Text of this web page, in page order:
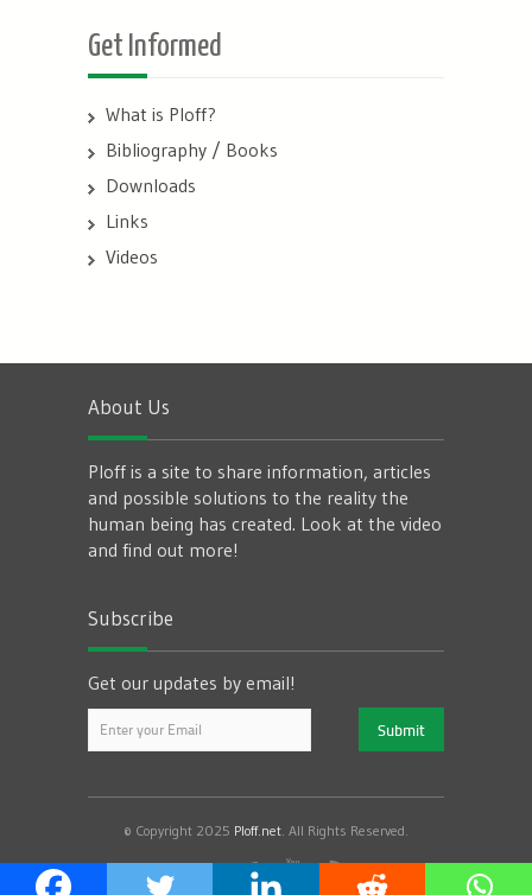
Get Informed
What is Ploff?
Bibliography / Books
Downloads
Links
Videos
About Us
Ploff is a site to share information, articles
and possible solutions to the reality the
human being has created. Look at the video
and find out more!
Subscribe
Get our updates by email!
© Copyright 2025 Ploff.net. All Rights Reserved.